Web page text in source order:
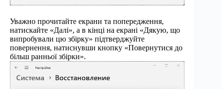
Уважно прочитайте екрани та попередження,
натискайте «Далі», а в кінці на екрані «Дякую, що
випробували цю збірку» підтверджуйте
повернення, натиснувши кнопку «Повернутися до
більш ранньої збірки».